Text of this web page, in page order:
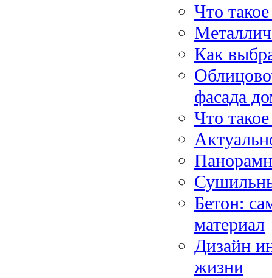
Что
Как
фасада
Что
Бетон:
материал
Дизайн
жизни